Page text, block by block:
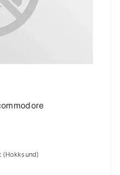
(Hokksund)